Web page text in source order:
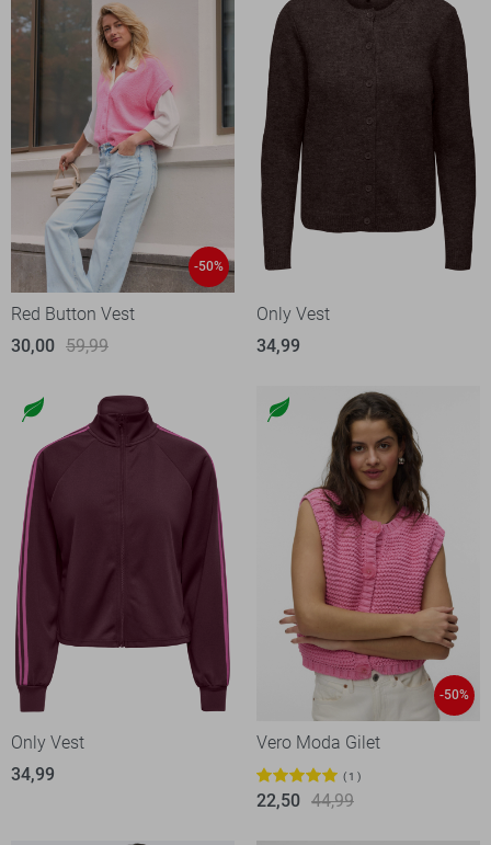
-50%
Red Button Vest
30,00 59,99
Only Vest
34,99
Only Vest
34,99
-50%
Vero Moda Gilet
1
22,50 44,99